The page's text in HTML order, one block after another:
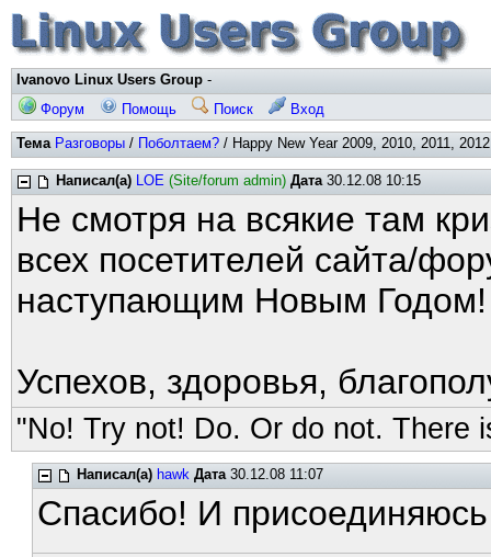
Ivanovo Linux Users Group -
Форум
Помощь Поиск Вход
Тема Разговоры / Поболтаем? / Happy New Year 2009, 2010, 2011,
Написал(а) LOE (Site/forum admin) Дата30.12.08 10:15
Не смотря на всякие там
всех посетителей сайта/
наступающим Новым Годом!
Успехов, здоровья,
"No! Try not! Do. Or do not. There
Написал(а) hawk Дата30.12.08 11:07
Спасибо! И